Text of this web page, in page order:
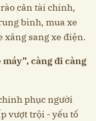
cản tài chính,
bình, mua xe
xăng sang xe điện.
càng đi càng
phục người
vượt trội - yếu tố